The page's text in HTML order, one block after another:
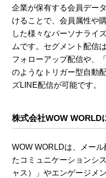
企業が保有する会員デー
けることで、会員属性や
した様々なパーソナライ
ムです。セグメント配信
フォローアップ配信や、
のようなトリガー型自動
ズLINE配信が可能です。
株式会社WOW WORLD
WOW WORLDは、メー
たコミュニケーションシ
ャス）」やエンゲージメ